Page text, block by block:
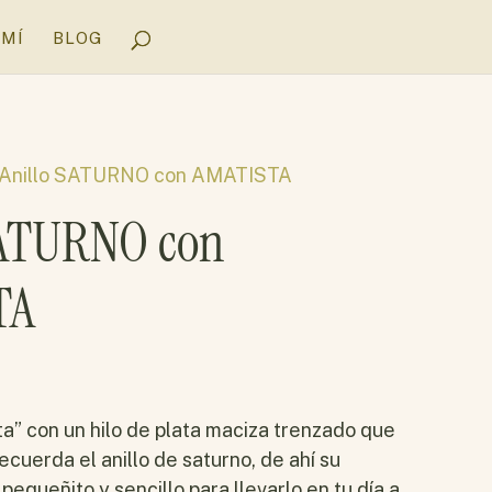
BLOG
SATURNO con AMATISTA
con
con un hilo de plata maciza trenzado que
el anillo de saturno, de ahí su